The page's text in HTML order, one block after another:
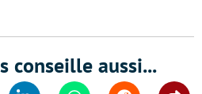
conseille aussi...